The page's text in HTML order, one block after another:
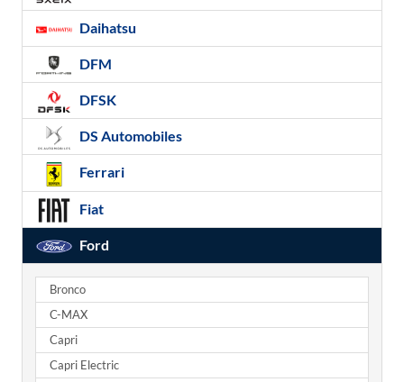
Daihatsu
DFM
DFSK
DS Automobiles
Ferrari
Fiat
Ford
Bronco
C-MAX
Capri
Capri Electric